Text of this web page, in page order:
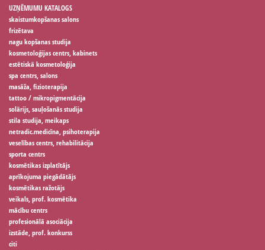
UZŅĒMUMU KATALOGS
skaistumkopšanas salons
frizētava
nagu kopšanas studija
kosmetoloģijas centrs, kabinets
estētiskā kosmetoloģija
spa centrs, salons
masāža, fizioterapija
tattoo / mikropigmentācija
solārijs, sauļošanās studija
stila studija, meikaps
netradic.medicīna, psihoterapija
veselības centrs, rehabilitācija
sporta centrs
kosmētikas izplatītājs
aprīkojuma piegādātājs
kosmētikas ražotājs
veikals, prof. kosmētika
mācību centrs
profesionālā asociācija
izstāde, prof. konkurss
citi